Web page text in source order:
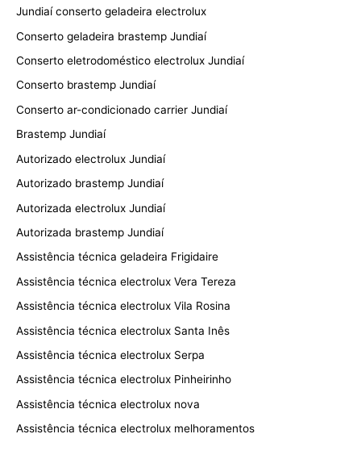
Jundiaí conserto geladeira electrolux
Conserto geladeira brastemp Jundiaí
Conserto eletrodoméstico electrolux Jundiaí
Conserto brastemp Jundiaí
Conserto ar-condicionado carrier Jundiaí
Brastemp Jundiaí
Autorizado electrolux Jundiaí
Autorizado brastemp Jundiaí
Autorizada electrolux Jundiaí
Autorizada brastemp Jundiaí
Assistência técnica geladeira Frigidaire
Assistência técnica electrolux Vera Tereza
Assistência técnica electrolux Vila Rosina
Assistência técnica electrolux Santa Inês
Assistência técnica electrolux Serpa
Assistência técnica electrolux Pinheirinho
Assistência técnica electrolux nova
Assistência técnica electrolux melhoramentos